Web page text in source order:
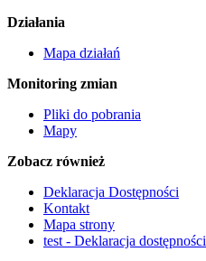
Działania
Mapa działań
Monitoring zmian
Pliki do pobrania
Mapy
Zobacz również
Deklaracja Dostępności
Kontakt
Mapa strony
test - Deklaracja dostępności